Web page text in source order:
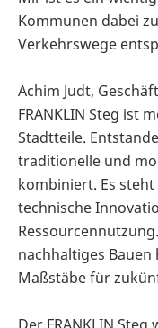
Kommunen dabei
Verkehrswege
Achim Judt,
FRANKLIN Steg ist
Stadtteile.
traditionelle und
kombiniert. Es
technische
nachhaltiges
Maßstäbe für